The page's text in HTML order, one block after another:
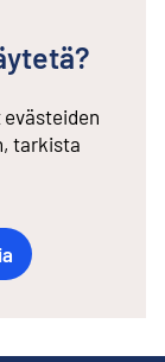
evästeiden
tarkista